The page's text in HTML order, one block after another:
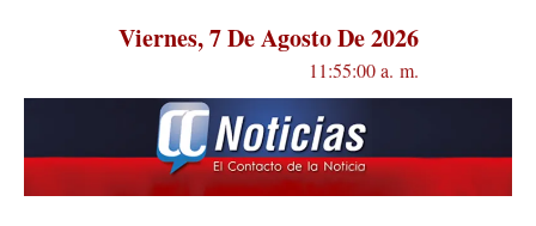
Viernes, 7 De Agosto De 2026
11:55:01 a. m.